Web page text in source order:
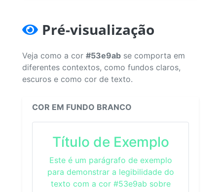
Pré-visualização
Veja como a cor #53e9ab se comporta em
diferentes contextos, como fundos claros,
escuros e como cor de texto.
COR EM FUNDO BRANCO
Título de Exemplo
Este é um parágrafo de exemplo
para demonstrar a legibilidade do
texto com a cor #53e9ab sobre